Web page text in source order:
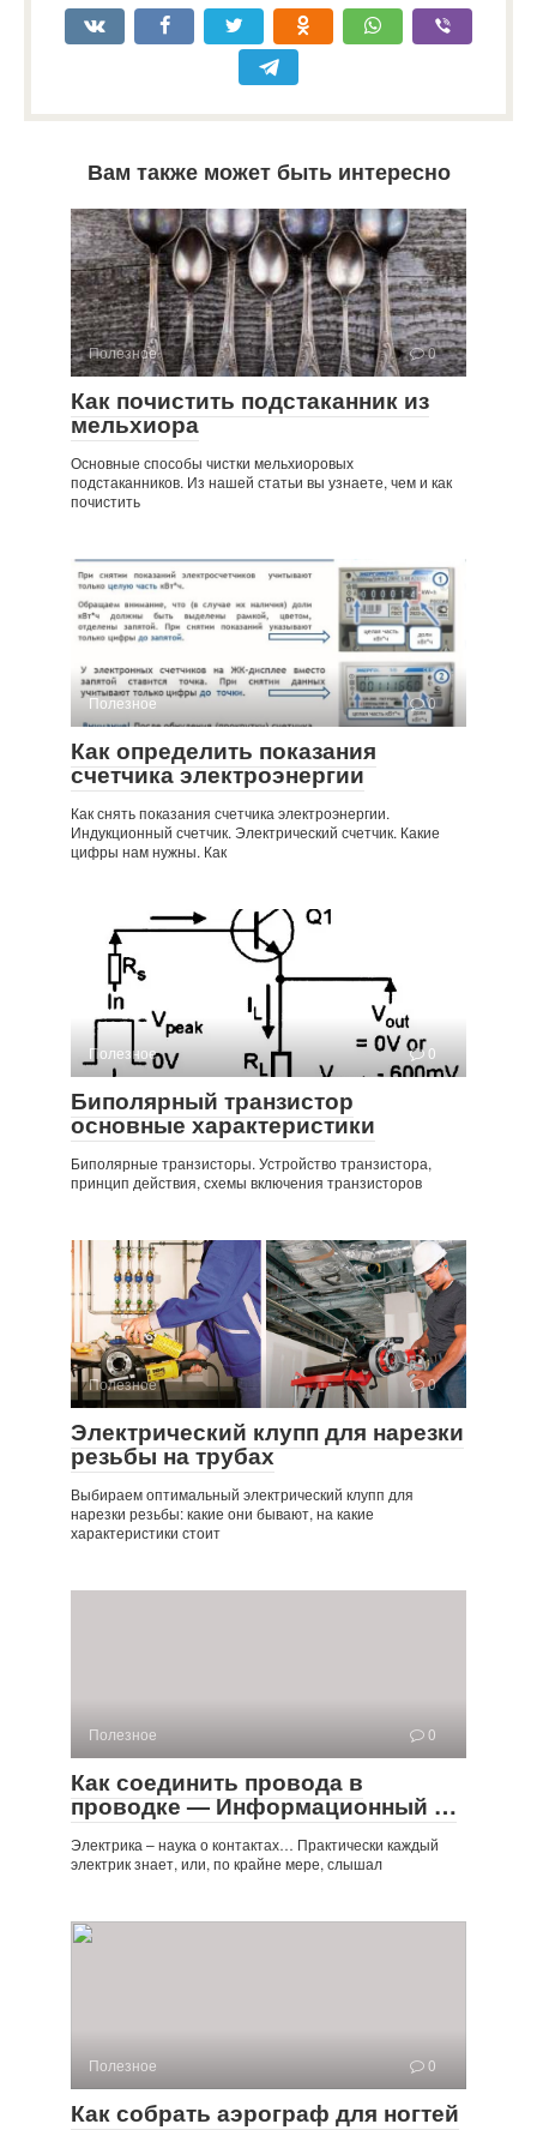
Вам также может быть интересно
Полезное 0
Как почистить подстаканник из
мельхиора
Основные способы чистки мельхиоровых
подстаканников. Из нашей статьи вы узнаете, чем и как
почистить
Полезное 0
Как определить показания
счетчика электроэнергии
Как снять показания счетчика электроэнергии.
Индукционный счетчик. Электрический счетчик. Какие
цифры нам нужны. Как
Полезное 0
Биполярный транзистор
основные характеристики
Биполярные транзисторы. Устройство транзистора,
принцип действия, схемы включения транзисторов
Полезное 0
Электрический клупп для нарезки
резьбы на трубах
Выбираем оптимальный электрический клупп для
нарезки резьбы: какие они бывают, на какие
характеристики стоит
Полезное 0
Как соединить провода в
проводке — Информационный …
Электрика – наука о контактах… Практически каждый
электрик знает, или, по крайне мере, слышал
Полезное 0
Как собрать аэрограф для ногтей